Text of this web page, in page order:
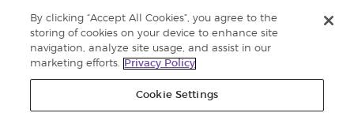
9727 AJ Groningen
Service réservé aux Partenaires de la marque
791
By clicking “Accept All Cookies”, you agree to the
storing of cookies on your device to enhance site
navigation, analyze site usage, and assist in our
marketing efforts.
Privacy Policy
Cookie Settings